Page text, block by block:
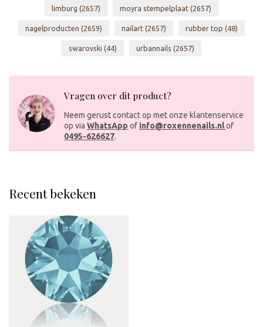
limburg (2657) moyra stempelplaat (2657)
nagelproducten (2659) nailart (2657) rubber top (48)
swarovski (44) urbannails (2657)
Vragen over dit product?
Neem gerust contact op met onze klantenservice
op via WhatsApp of info@roxennenails.nlof
0495-626627.
Recent bekeken